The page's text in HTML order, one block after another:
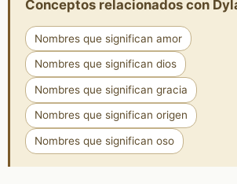
Conceptos relacionados con
Nombres que significan amor
Nombres que significan dios
Nombres que significan gracia
Nombres que significan origen
Nombres que significan oso